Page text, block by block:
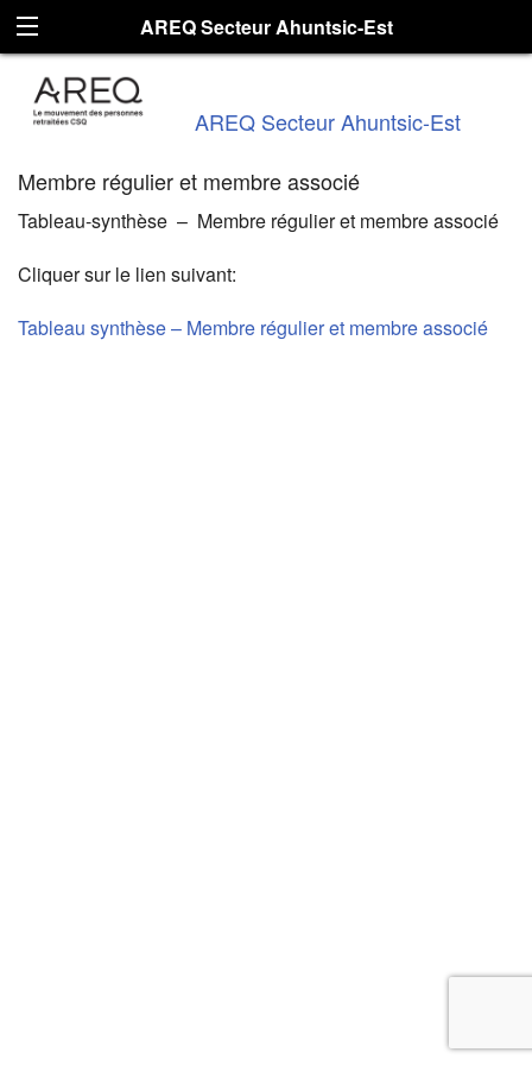
AREQ Secteur Ahuntsic-Est
AREQ Secteur Ahuntsic-Est
Membre régulier et membre associé
Tableau-synthèse – Membre régulier et membre associé
Cliquer sur le lien suivant:
Tableau synthèse – Membre régulier et membre associé